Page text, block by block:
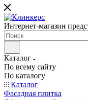
Интернет-магазин
Каталог
По всему сайту
По каталогу
Каталог
Фасадная плитка